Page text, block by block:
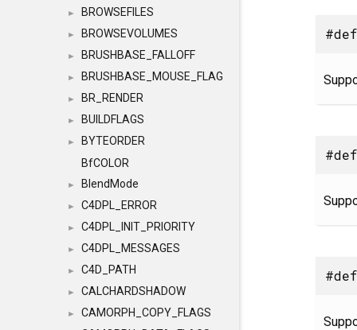
► BROWSEFILES
► BROWSEVOLUMES
► BRUSHBASE_FALLOFF
► BRUSHBASE_MOUSE_FLAG
► BR_RENDER
► BUILDFLAGS
►
BYTEORDER
BfCOLOR
► BlendMode
► C4DPL_ERROR
► C4DPL_INIT_PRIORITY
► C4DPL_MESSAGES
► C4D_PATH
► CALCHARDSHADOW
►
CAMORPH_COPY_FLAGS